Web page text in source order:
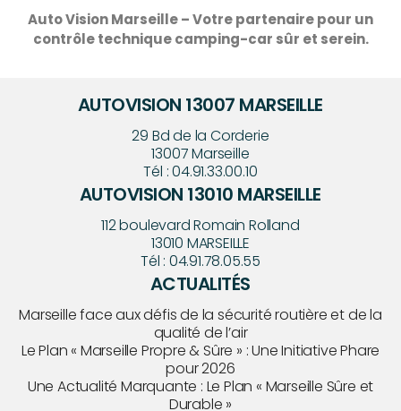
Auto Vision Marseille – Votre partenaire pour un
contrôle technique camping-car sûr et serein.
AUTOVISION 13007 MARSEILLE
29 Bd de la Corderie
13007Marseille
Tél :04.91.33.00.10
AUTOVISION 13010 MARSEILLE
112 boulevard Romain Rolland
13010 MARSEILLE
Tél : 04.91.78.05.55
ACTUALITÉS
Marseille face aux défis de la sécurité routière et de la
qualité de l’air
Le Plan « Marseille Propre & Sûre » : Une Initiative Phare
pour 2026
Une Actualité Marquante : Le Plan « Marseille Sûre et
Durable »